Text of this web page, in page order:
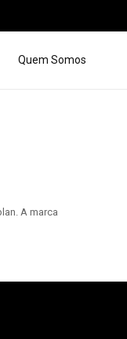
Quem Somos
A marca